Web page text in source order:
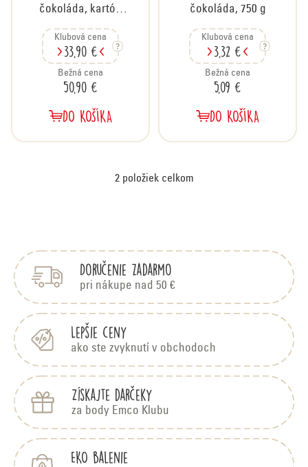
čokoláda, kartón
Klubová cena
33,90 €
Bežná cena
50,90 €
DO KOŠÍKA
čokoláda, 750 g
Klubová cena
3,32 €
Bežná cena
5,09 €
DO KOŠÍKA
O
á
d
a
i
e
p
r
2položiek celkom
Doručenie zadarmo
pri nákupe nad 50 €
Lepšie ceny
ako ste zvyknutí v obchodoch
Získajte darčeky
za body Emco Klubu
EKO balenie